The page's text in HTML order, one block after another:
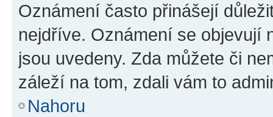
Oznámení často přinášejí
nejdříve. Oznámení se objevují
jsou uvedeny. Zda můžete či
záleží na tom, zdali vám to
Nahoru